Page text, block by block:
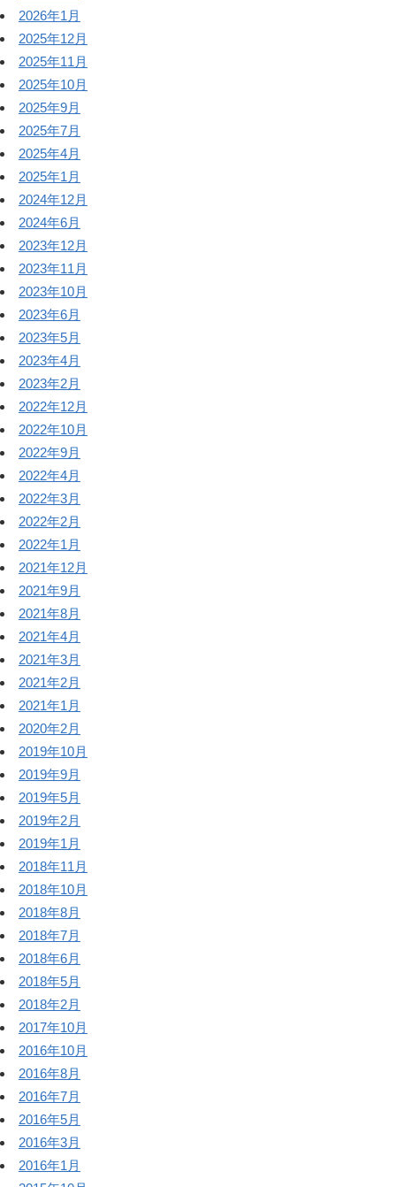
2026年1月
2025年12月
2025年11月
2025年10月
2025年9月
2025年7月
2025年4月
2025年1月
2024年12月
2024年6月
2023年12月
2023年11月
2023年10月
2023年6月
2023年5月
2023年4月
2023年2月
2022年12月
2022年10月
2022年9月
2022年4月
2022年3月
2022年2月
2022年1月
2021年12月
2021年9月
2021年8月
2021年4月
2021年3月
2021年2月
2021年1月
2020年2月
2019年10月
2019年9月
2019年5月
2019年2月
2019年1月
2018年11月
2018年10月
2018年8月
2018年7月
2018年6月
2018年5月
2018年2月
2017年10月
2016年10月
2016年8月
2016年7月
2016年5月
2016年3月
2016年1月